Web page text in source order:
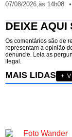
07/08/2026,às 14h08 •
DEIXE AQUI
Os comentários são de
representam a opinião
denuncie. Leia as
ilegal.
MAIS LIDAS +